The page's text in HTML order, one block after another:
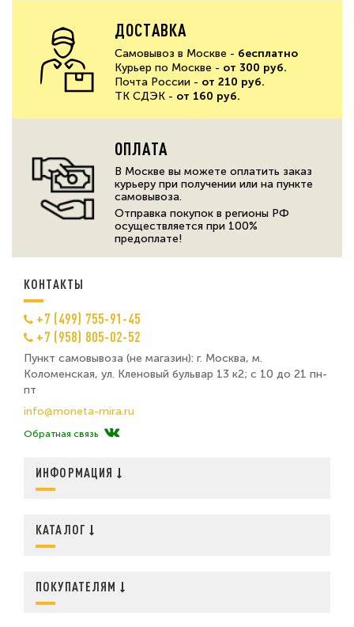
ДОСТАВКА
Самовывоз в Москве - бесплатно
Курьер по Москве - от 300 руб.
Почта России - от 210 руб.
ТК СДЭК - от 160 руб.
ОПЛАТА
В Москве вы можете оплатить заказ
курьеру при получении или на пункте
самовывоза.
Отправка покупок в регионы РФ
осуществляется при 100%
предоплате!
КОНТАКТЫ
+7 (499) 755-91-45
+7 (958) 805-02-52
Пункт самовывоза (не магазин): г. Москва, м.
Коломенская, ул. Кленовый бульвар 13 к2; с 10 до 21 пн-
пт
info@moneta-mira.ru
Обратная связь
ИНФОРМАЦИЯ
КАТАЛОГ
ПОКУПАТЕЛЯМ